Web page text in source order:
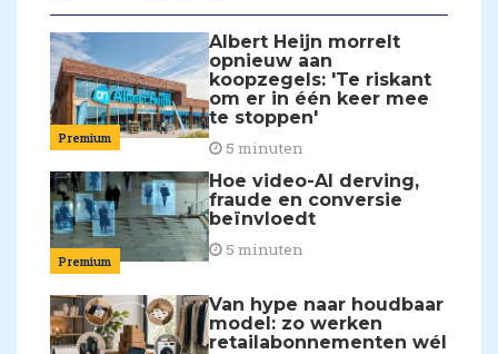
Premium
Albert Heijn morrelt
opnieuw aan
koopzegels: 'Te riskant
om er in één keer mee
te stoppen'
5 minuten
Premium
Hoe video-AI derving,
fraude en conversie
beïnvloedt
5 minuten
Van hype naar houdbaar
model: zo werken
retailabonnementen wél